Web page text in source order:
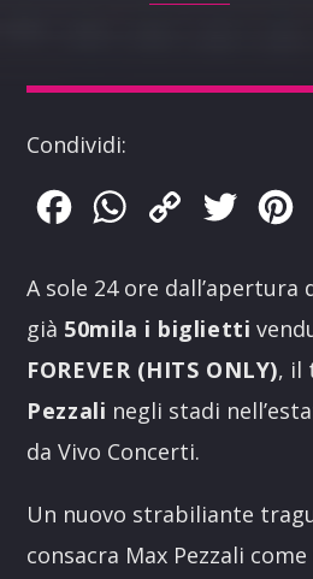
Condividi:
FacebookWhatsApp
Copy
Twitter
A sole 24 ore dall’apertura
già 50mila i biglietti
FOREVER (HITS ONLY), il
Pezzali negli stadi
da Vivo Concerti.
Un nuovo strabiliante
consacra Max Pezzali